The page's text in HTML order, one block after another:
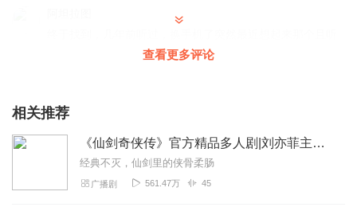
风吟粤语版的仙三有声书，听了几个都不是，今天终于找到
聽古仔
主播讲得很好，比起那些整天用我来代表故事主人翁的主播
更加入神！希望更多作品出现
查看更多评论
相关推荐
《仙剑奇侠传》官方精品多人剧|刘亦菲主演电视剧
经典不灭，仙剑里的侠骨柔肠
广播剧 561.47万 45